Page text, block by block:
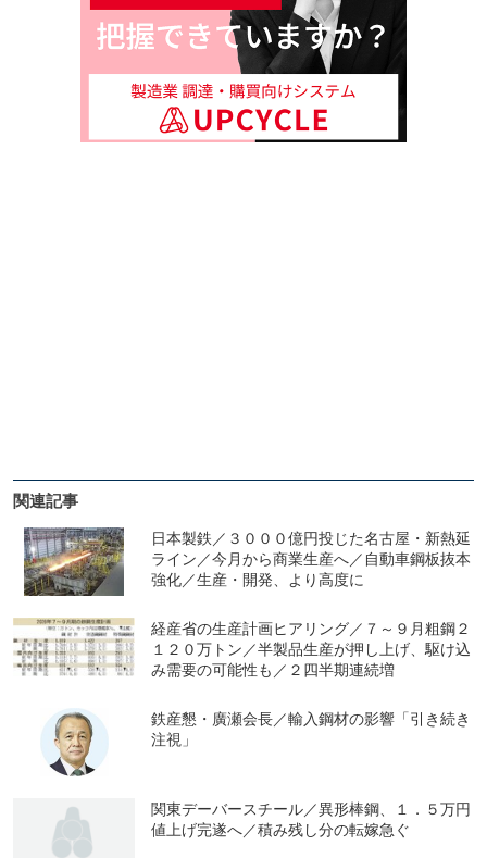
関連記事
日本製鉄／３０００億円投じた名古屋・新熱延
ライン／今月から商業生産へ／自動車鋼板抜本
強化／生産・開発、より高度に
経産省の生産計画ヒアリング／７～９月粗鋼２
１２０万トン／半製品生産が押し上げ、駆け込
み需要の可能性も／２四半期連続増
鉄産懇・廣瀬会長／輸入鋼材の影響「引き続き
注視」
関東デーバースチール／異形棒鋼、１．５万円
値上げ完遂へ／積み残し分の転嫁急ぐ